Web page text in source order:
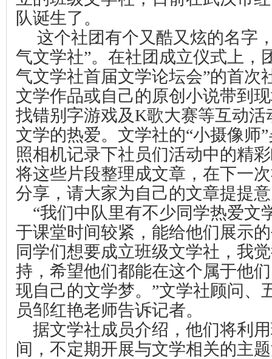
队诞生了。
这个社团有个又酷又炫的名字
气文学社”。在社团成立仪式上，
气文学社首届文学论坛会”的首次
文学作品或自己的原创小说带到
找错别字游戏及K歌大赛等互动
文学的热爱。文学社的“小摄像师
照相机记录下社员们活动中的精
将这些片段整理成文章，在下一
分享，请大家为自己的文章提提
“我们中队里有不少同学热爱文
于课堂时间较紧，能给他们展示
同学们想要成立班级文学社，我
持，希望他们都能在这个属于他
现自己的文学梦。”文学社顾问、
员邹红艳老师告诉记者。
据文学社成员介绍，他们将利
间，不定期开展与文学相关的主